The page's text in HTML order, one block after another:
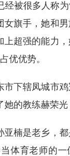
经被很多人称
旗手，她和
超强的能力
优优势。
市下辖凤城市
的教练赫荣
楠是老乡，
体育老师的